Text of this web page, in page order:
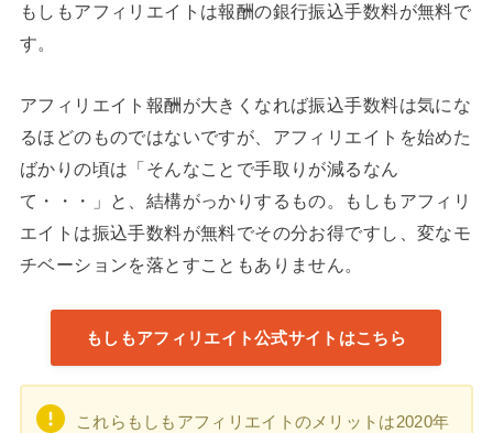
もしもアフィリエイトは報酬の銀行振込手数料が無料で
す。
アフィリエイト報酬が大きくなれば振込手数料は気にな
るほどのものではないですが、アフィリエイトを始めた
ばかりの頃は「そんなことで手取りが減るなん
て・・・」と、結構がっかりするもの。もしもアフィリ
エイトは振込手数料が無料でその分お得ですし、変なモ
チベーションを落とすこともありません。
もしもアフィリエイト公式サイトはこちら
これらもしもアフィリエイトのメリットは2020年